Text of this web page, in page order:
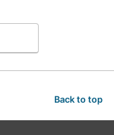
Back to top